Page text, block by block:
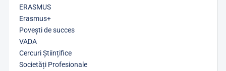
ERASMUS
Erasmus+
Povești de succes
VADA
Cercuri Științifice
Societăți Profesionale